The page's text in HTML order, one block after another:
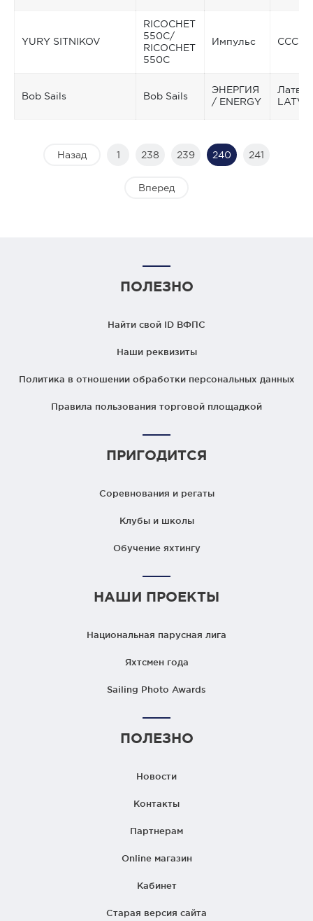
YURY SITNIKOV
RICOCHET
550C/
RICOCHET
550C
Импульс СССР /
Bob Sails Bob Sails
ЭНЕРГИЯ
/ ENERGY
Назад 1 238 239 240 241
Вперед
ПОЛЕЗНО
Найти свой ID ВФПС
Наши реквизиты
Политика в отношении обработки персональных данных
Правила пользования торговой площадкой
ПРИГОДИТСЯ
Соревнования и регаты
Клубы и школы
Обучение яхтингу
НАШИ ПРОЕКТЫ
Национальная парусная лига
Яхтсмен года
Sailing Photo Awards
ПОЛЕЗНО
Новости
Контакты
Партнерам
Online магазин
Кабинет
Старая версия сайта